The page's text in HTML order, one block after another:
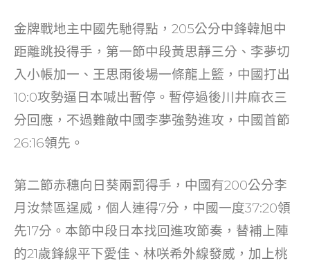
金牌戰地主中國先馳得點，205公分中鋒韓旭中
距離跳投得手，第一節中段黃思靜三分、李夢切
入小帳加一、王思雨後場一條龍上籃，中國打出
10:0攻勢逼日本喊出暫停。暫停過後川井麻衣三
分回應，不過難敵中國李夢強勢進攻，中國首節
26:16領先。
第二節赤穗向日葵兩罰得手，中國有200公分李
月汝禁區逞威，個人連得7分，中國一度37:20領
先17分。本節中段日本找回進攻節奏，替補上陣
的21歲鋒線平下愛佳、林咲希外線發威，加上桃